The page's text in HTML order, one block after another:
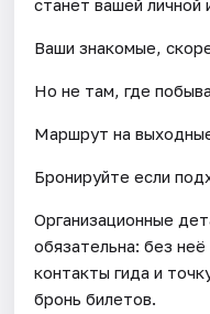
станет вашей личной
Ваши знакомые,
Но не там, где
Маршрут на
Бронируйте если
Организационные
обязательна: без
контакты гида и
бронь билетов.